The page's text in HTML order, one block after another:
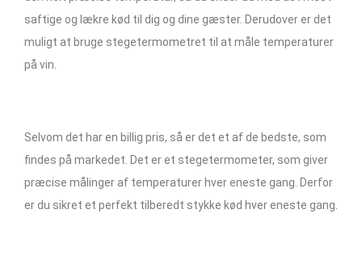
saftige og lækre kød til dig og dine gæster. Derudover er det
muligt at bruge stegetermometret til at måle temperaturer
på vin.
Selvom det har en billig pris, så er det et af de bedste, som
findes på markedet. Det er et stegetermometer, som giver
præcise målinger af temperaturer hver eneste gang. Derfor
er du sikret et perfekt tilberedt stykke kød hver eneste gang.